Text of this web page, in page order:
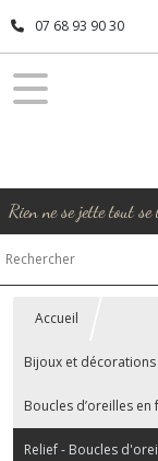
07 68 93 90 30
Rien ne se jette tout
Accueil
Bijoux et
Boucles d’oreilles
Relief - Boucles